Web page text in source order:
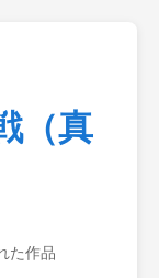
（真
た作品